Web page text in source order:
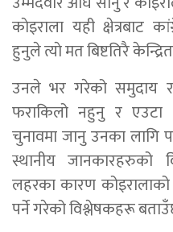
काेइराला यही क्षेत्रबाट
हुनुले त्याे मत बिष्टतिरै
उनले भर गरेको समुदाय र
फराकिलो नहुनु र एउटा
चुनावमा जानु उनका
स्थानीय जानकारहरुको
लहरका कारण कोइरालाको
पर्ने गरेको विश्लेषकहरू